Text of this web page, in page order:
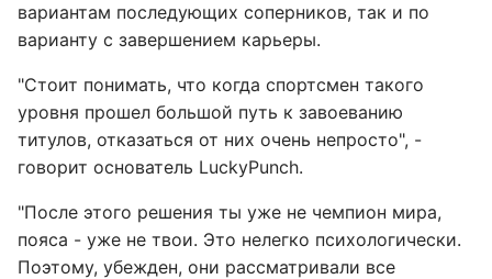
вариантам последующих соперников, так и по
варианту с завершением карьеры.
"Стоит понимать, что когда спортсмен такого
уровня прошел большой путь к завоеванию
титулов, отказаться от них очень непросто", -
говорит основатель LuckyPunch.
"После этого решения ты уже не чемпион мира,
пояса - уже не твои. Это нелегко психологически.
Поэтому, убежден, они рассматривали все